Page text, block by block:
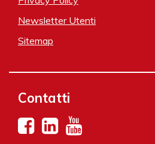
Newsletter Utenti
Sitemap
Contatti